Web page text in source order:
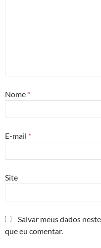
Nome *
E-mail *
Site
Salvar meus dados
que eu comentar.